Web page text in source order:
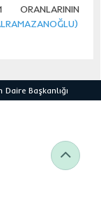
Başkanlığı